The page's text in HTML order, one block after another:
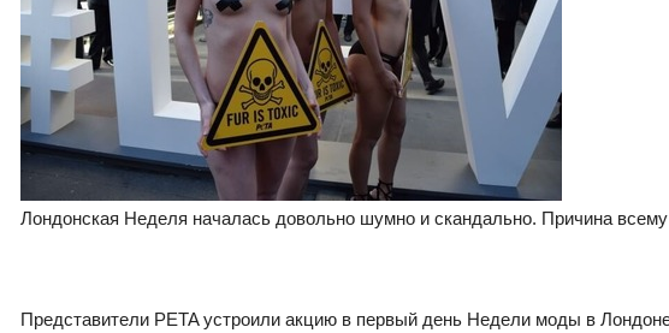
Лондонская Неделя началась довольно шумно и скандально. Причина всему
Представители PETA устроили акцию в первый день Недели моды в